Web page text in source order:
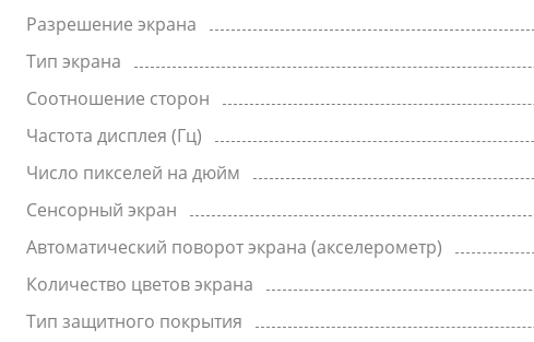
Разрешение экрана
Тип экрана
Соотношение сторон
Частота дисплея (Гц)
Число пикселей на дюйм
Сенсорный экран
Автоматический поворот экрана (акселерометр)
Количество цветов экрана
Тип защитного покрытия